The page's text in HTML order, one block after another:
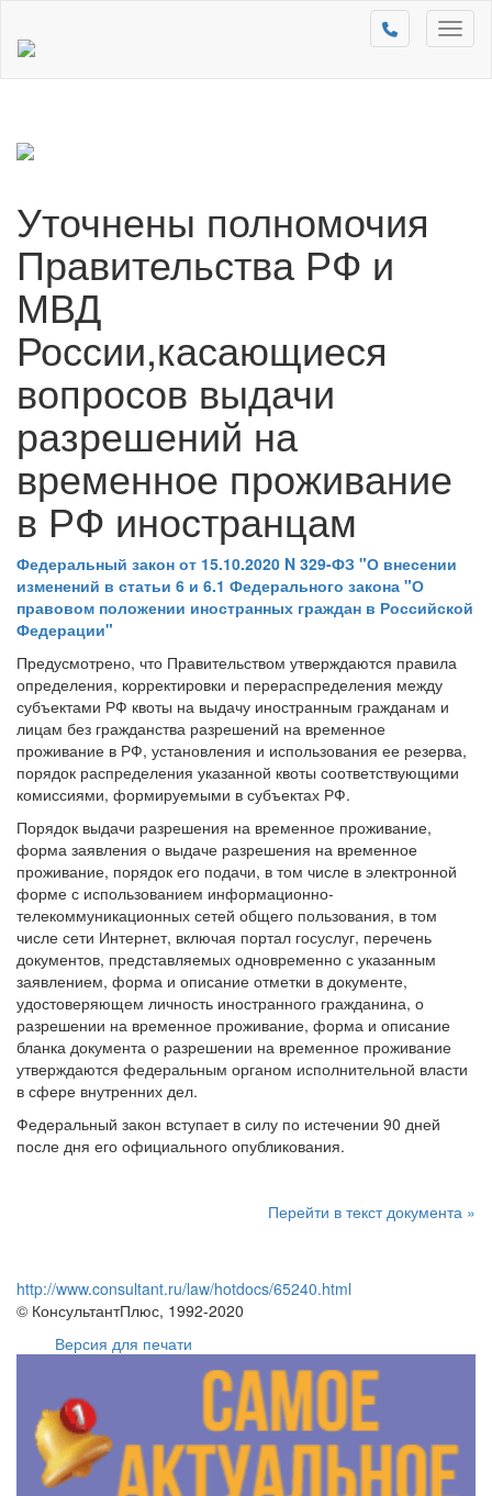
Уточнены полномочия
Правительства РФ и
МВД
России,касающиеся
вопросов выдачи
разрешений на
временное проживание
в РФ иностранцам
Федеральный закон от 15.10.2020 N 329-ФЗ "О внесении
изменений в статьи 6 и 6.1 Федерального закона "О
правовом положении иностранных граждан в Российской
Федерации"
Предусмотрено, что Правительством утверждаются правила
определения, корректировки и перераспределения между
субъектами РФ квоты на выдачу иностранным гражданам и
лицам без гражданства разрешений на временное
проживание в РФ, установления и использования ее резерва,
порядок распределения указанной квоты соответствующими
комиссиями, формируемыми в субъектах РФ.
Порядок выдачи разрешения на временное проживание,
форма заявления о выдаче разрешения на временное
проживание, порядок его подачи, в том числе в электронной
форме с использованием информационно-
телекоммуникационных сетей общего пользования, в том
числе сети Интернет, включая портал госуслуг, перечень
документов, представляемых одновременно с указанным
заявлением, форма и описание отметки в документе,
удостоверяющем личность иностранного гражданина, о
разрешении на временное проживание, форма и описание
бланка документа о разрешении на временное проживание
утверждаются федеральным органом исполнительной власти
в сфере внутренних дел.
Федеральный закон вступает в силу по истечении 90 дней
после дня его официального опубликования.
Перейти в текст документа »
http://www.consultant.ru/law/hotdocs/65240.html
© КонсультантПлюс, 1992-2020
Версия для печати